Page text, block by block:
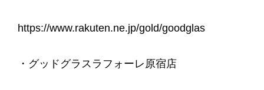
https://www.rakuten.ne.jp/gold/goodglas
・グッドグラスラフォーレ原宿店